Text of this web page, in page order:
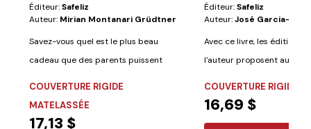
Éditeur:Safeliz
Auteur: Mirian Montanari Grüdtner
Savez-vous quel est le plus beau
cadeau que des parents puissent
COUVERTURE RIGIDE
MATELASSÉE
17,13 $
Éditeur:Safeliz
Auteur:José Garcia-
Avec ce livre, les éditions
l'auteur proposent au
COUVERTURE RIGIDE
16,69 $